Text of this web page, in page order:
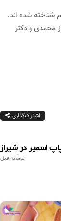
شناخته شده اند.
محمدی و دکتر
اشتراک‌گذاری
اسمیر در شیراز
نوشته قبل